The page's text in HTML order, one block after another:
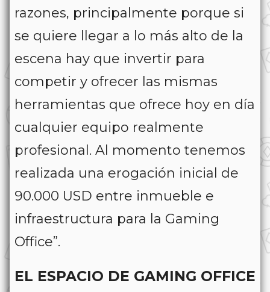
razones, principalmente porque si
se quiere llegar a lo más alto de la
escena hay que invertir para
competir y ofrecer las mismas
herramientas que ofrece hoy en día
cualquier equipo realmente
profesional. Al momento tenemos
realizada una erogación inicial de
90.000 USD entre inmueble e
infraestructura para la Gaming
Office”.
EL ESPACIO DE GAMING OFFICE